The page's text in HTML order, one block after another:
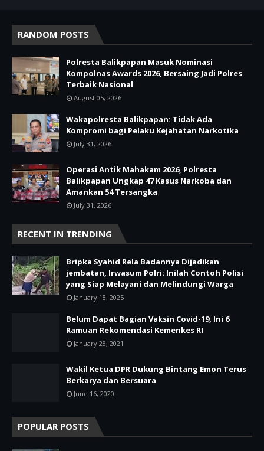
RANDOM POSTS
Polresta Balikpapan Masuk Nominasi
Kompolnas Awards 2026, Bersaing Jadi Polres
Terbaik Nasional
August 05, 2026
Wakapolresta Balikpapan: Tidak Ada
Kompromi bagi Pelaku Kejahatan Narkotika
July 31, 2026
Operasi Antik Mahakam 2026, Polresta
Balikpapan Ungkap 47 Kasus Narkoba dan
Amankan 54 Tersangka
July 31, 2026
RECENT IN TRENDING
Bripka Syahid Rela Badannya Dijadikan
jembatan, Irwasum Polri: Inilah Contoh Polisi
yang Siap Melayani dan Melindungi Warga
January 18, 2025
Belum Dapat Bagian Vaksin Covid-19, Ini 6
Ramuan Rekomendasi Kemenkes RI
January 28, 2021
Wakil Ketua DPR Dukung Bintang Emon Terus
Berkarya dan Bersuara
June 16, 2020
POPULAR POSTS